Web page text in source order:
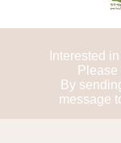
Interested
Please
By
message